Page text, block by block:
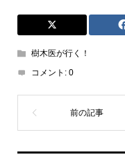
樹木医が行く！
コメント: 0